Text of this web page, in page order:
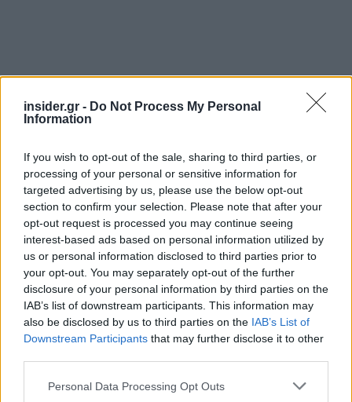
insider.gr - Do Not Process My Personal
Information
If you wish to opt-out of the sale, sharing to third parties, or
processing of your personal or sensitive information for
targeted advertising by us, please use the below opt-out
section to confirm your selection. Please note that after your
opt-out request is processed you may continue seeing
interest-based ads based on personal information utilized by
us or personal information disclosed to third parties prior to
your opt-out. You may separately opt-out of the further
disclosure of your personal information by third parties on the
IAB’s list of downstream participants. This information may
also be disclosed by us to third parties on the IAB’s List of
Downstream Participants that may further disclose it to other
Please note that this website/app uses one or more Google
Personal Data Processing Opt Outs